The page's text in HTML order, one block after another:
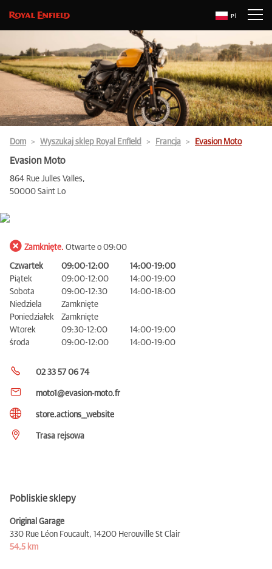
Pl
Dom Wyszukaj sklep Royal Enfield Francja Evasion Moto
Evasion Moto
864 Rue Julles Valles,
50000 Saint Lo
Zamknięte. Otwarte o 09:00
Czwartek 09:00-12:00
14:00-19:00
Piątek
09:00-12:00
14:00-19:00
Sobota
09:00-12:30
14:00-18:00
Niedziela
Zamknięte
Poniedziałek
Zamknięte
Wtorek
09:30-12:00
14:00-19:00
środa
09:00-12:00 14:00-19:00
02 33 57 06 74
moto1@evasion-moto.fr
store.actions__website
Trasa rejsowa
Pobliskie sklepy
Original Garage
330 Rue Léon Foucault, 14200 Herouville St Clair
54,5 km